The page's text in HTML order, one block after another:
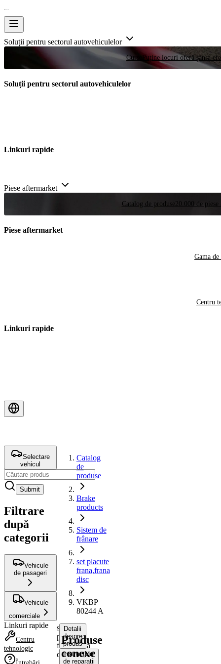
Soluții pentru sectorul autovehiculelor
Curse Puține locuri oferă șansa
Soluții pentru sectorul autovehiculelor
Linkuri rapide
Piese aftermarket
Catalog de produse 20.000 de
Piese aftermarket
Gama de
Centru
Linkuri rapide
Selectare
vehicul
Submit
Filtrare
după
categorii
Vehicule
de pasageri
Vehicule
comerciale
Linkuri rapide
Centru
tehnologic
Catalog
de
produse
Brake
products
Sistem de
frânare
set placute
frana,frana
disc
VKBP
80244 A
set
placute
frana,frana
disc
Detalii
despre
produs
Instrucțiuni
de reparații
Produse
conexe